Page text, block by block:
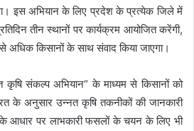
इस अभियान के लिए प्रदेश के प्रत्येक जिले में
तीन स्थानों पर कार्यक्रम आयोजित करेंगी,
किसानों के साथ संवाद किया जाएगा।
कृषि संकल्प अभियान“ के माध्यम से किसानों को
के अनुसार उन्नत कृषि तकनीकों की जानकारी
आधार पर लाभकारी फसलों के चयन के लिए भी